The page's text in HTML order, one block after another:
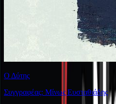
Ο Δύτης
Συγγραφέας: Μίνως Ευσταθιάδης